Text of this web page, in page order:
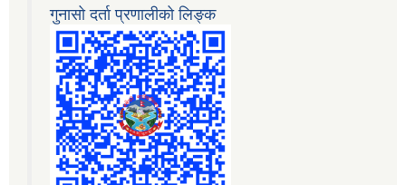
गुनासो दर्ता प्रणालीको लिङ्क